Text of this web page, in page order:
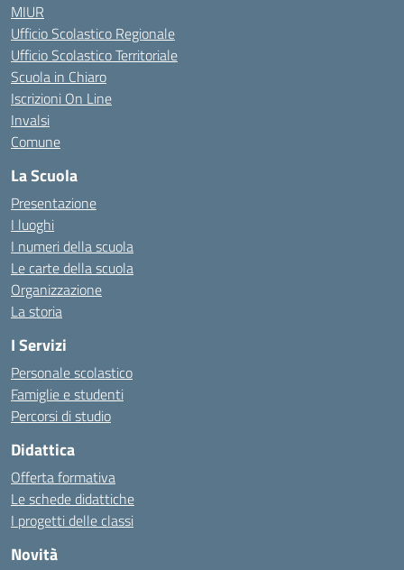
MIUR
Ufficio Scolastico Regionale
Ufficio Scolastico Territoriale
Scuola in Chiaro
Iscrizioni On Line
Invalsi
Comune
La Scuola
Presentazione
I luoghi
I numeri della scuola
Le carte della scuola
Organizzazione
La storia
I Servizi
Personale scolastico
Famiglie e studenti
Percorsi di studio
Didattica
Offerta formativa
Le schede didattiche
I progetti delle classi
Novità